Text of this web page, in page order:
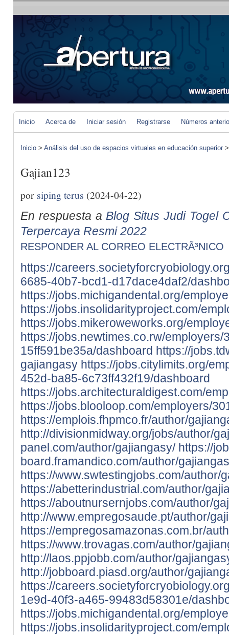
Inicio Acerca de Iniciar sesión Registrarse Números
Inicio > Análisis del uso de espacios virtuales en educación superior
Gajian123
por siping terus (2024-04-22)
En respuesta a Blog Situs Judi Togel
Terpercaya Resmi 2022
RESPONDER AL CORREO ELECTRÃ³NICO
https://
6685-40b7-bcd1-d17dace4daf2/
https://jobs.michigandental.org/
https://jobs.insolidarityproject.com/
https://jobs.mikeroweworks.org/
https://jobs.newtimes.co.rw/
15ff591be35a/dashboard https://
gajiangasy https://jobs.citylimits.org/
452d-ba85-6c73ff432f19/dashboard
https://jobs.architecturaldigest.com/
https://jobs.blooloop.com/employers/
https://emplois.fhpmco.fr/author/
http://divisionmidway.org/jobs/author/
panel.com/author/gajiangasy/ https://
board.framandico.com/author/
https://www.swtestingjobs.com/author/
https://abetterindustrial.com/author/
https://aboutnursernjobs.com/author/
http://www.empregosaude.pt/author/
https://empregosamazonas.com.br/
https://www.trovagas.com/author/
http://laos.ppjobb.com/author/
http://jobboard.piasd.org/author/
https://
1e9d-40f3-a465-99483d58301e/
https://jobs.michigandental.org/
https://jobs.insolidarityproject.com/